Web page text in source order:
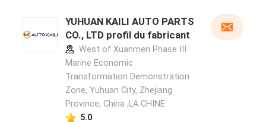
YUHUAN KAILI AUTO PARTS
CO., LTD profil du fabricant
West of Xuanmen Phase III
Marine Economic
Transformation Demonstration
Zone, Yuhuan City, Zhejiang
Province, China ,LA CHINE
5.0